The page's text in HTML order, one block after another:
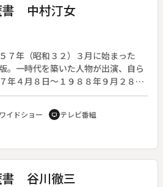
書 中村汀女
７年（昭和３２）３月に始まった
。一時代を築いた人物が出演、自ら
年４月８日～１９８８年９月２８
書・年齢は放送当時のもの）◆第３
（８８歳）。
イドショー tv テレビ番組
書 谷川徹三